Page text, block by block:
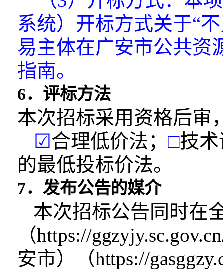
系统）开标方式关于“
易主体在广安市公共资
指南。
6．评标方法
本次招标采用资格后审
☑合理低价法； □技
的最低投标价法。
7．发布公告的媒介
本次招标公告同时在
（https://ggzyjy.sc.g
安市）（https://